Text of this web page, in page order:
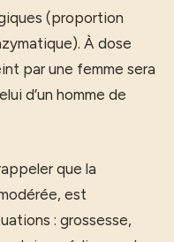
(proportion
À dose
par une femme sera
d’un homme de
que la
est
: grossesse,